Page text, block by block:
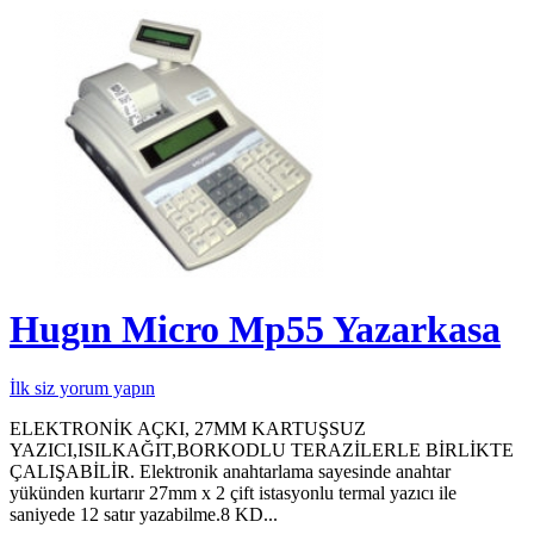
Hugın Micro Mp55 Yazarkasa
İlk siz yorum yapın
ELEKTRONİK AÇKI, 27MM KARTUŞSUZ
YAZICI,ISILKAĞIT,BORKODLU TERAZİLERLE BİRLİKTE
ÇALIŞABİLİR. Elektronik anahtarlama sayesinde anahtar
yükünden kurtarır 27mm x 2 çift istasyonlu termal yazıcı ile
saniyede 12 satır yazabilme.8 KD...